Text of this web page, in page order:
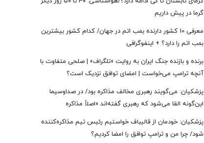
گرما در پیش داریم
معرفی 10 کشور دارنده بمب اتم در جهان/ کدام کشور بیشترین
بمب اتم را دارد؟ + اینفوگرافی
برنده و بازنده جنگ ایران به روایت «تلگراف» | صلحی متفاوت با
آنچه ترامپ می‌خواست | امضای توافق نزدیک است؟
پزشکیان: می‌گویند رهبری مخالف مذاکره بود/ در صداوسیما
این‌گونه القا می‌شود که رهبری گفته‌اند «اصلاً مذاکره
پزشکیان: خودمان از قالیباف خواستیم رئیس تیم مذاکره‌کننده
شود/ چرا من و ترامپ توافق را امضا کردیم؟